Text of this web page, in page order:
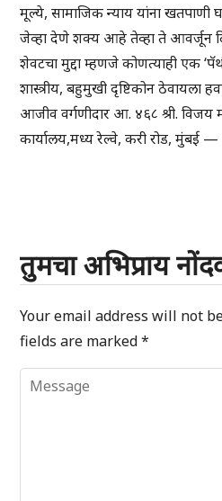
मूल्ये, सामाजिक न्याय यांना खतपाणी
जेव्हा देणे शक्य आहे तेव्हा ते आवर्जून
शेवटचा मुद्दा म्हणजे कोणत्याही एक
शास्त्रीय, बहुमुखी दृष्टिकोन ठेवायला
आजीव वर्गणीदार आ. ४६८ श्री. विजय
कार्यालय,मध्य रेल्वे, करी रोड, मुंबई
तुमचा अभिप्राय
Your email address will not
fields are marked*